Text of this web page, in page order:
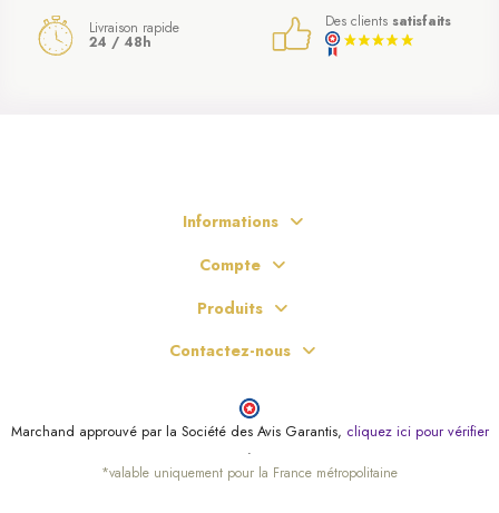
Livraison rapide
24 / 48h
Des clients satisfaits
Informations
Compte
Produits
Contactez-nous
Marchand approuvé par la Société des Avis Garantis, cliquez ici pour vérifier
.
*valable uniquement pour la France métropolitaine